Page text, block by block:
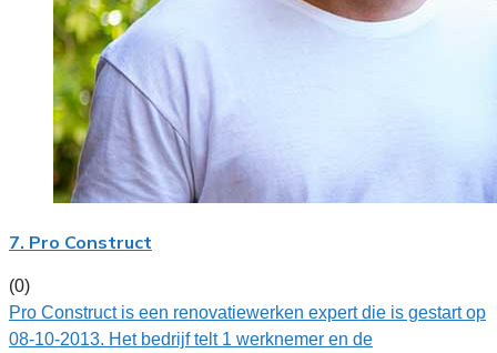
7. Pro Construct
(0)
Pro Construct is een renovatiewerken expert die is gestart op
08-10-2013. Het bedrijf telt 1 werknemer en de